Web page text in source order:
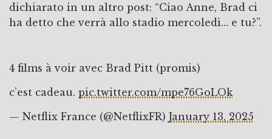
dichiarato in un altro post: “Ciao Anne, Brad ci
ha detto che verrà allo stadio mercoledì… e tu?”.
4 films à voir avec Brad Pitt (promis)
c’est cadeau. pic.twitter.com/mpe76GoLOk
— Netflix France (@NetflixFR) January 13, 2025